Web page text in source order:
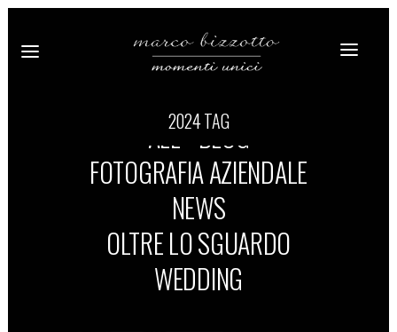
2024 TAG
ALL BLOG
FOTOGRAFIA AZIENDALE
NEWS
OLTRE LO SGUARDO
WEDDING